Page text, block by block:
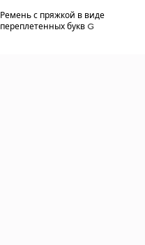
Ремень с пряжкой в виде
переплетенных букв G